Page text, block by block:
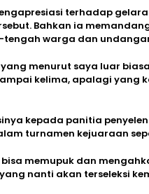
terhadap gelaran
Bahkan ia
warga dan
yang menurut saya luar
kelima, apalagi yang
kepada panitia
turnamen kejuaraan
memupuk dan
nanti akan terseleksi